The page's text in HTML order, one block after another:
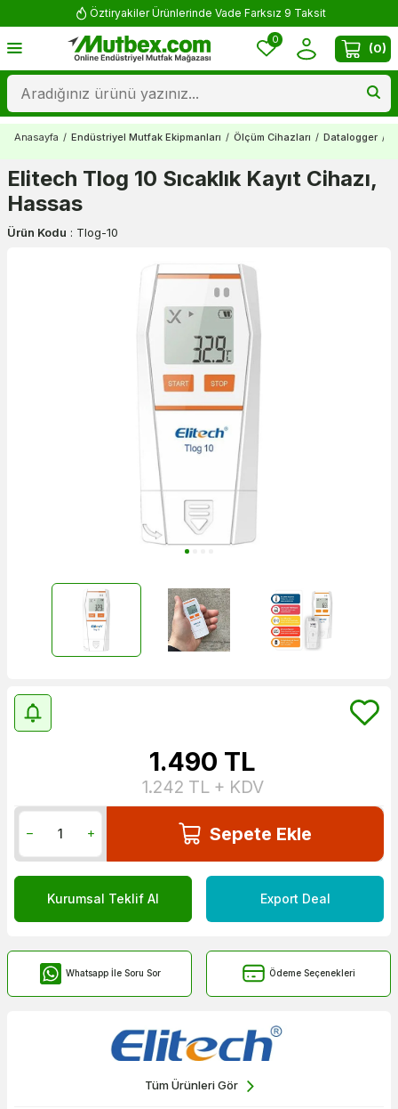
Öztiryakiler Ürünlerinde Vade Farksız 9 Taksit
0
(0)
Anasayfa / Endüstriyel Mutfak Ekipmanları / Ölçüm Cihazları / Datalogger /
Elitech Tlog 10 Sıcaklık Kayıt Cihazı,
Hassas
Ürün Kodu : Tlog-10
1.490 TL
1.242 TL + KDV
Sepete Ekle
Kurumsal Teklif Al Export Deal
Whatsapp İle Soru Sor Ödeme Seçenekleri
Tüm Ürünleri Gör